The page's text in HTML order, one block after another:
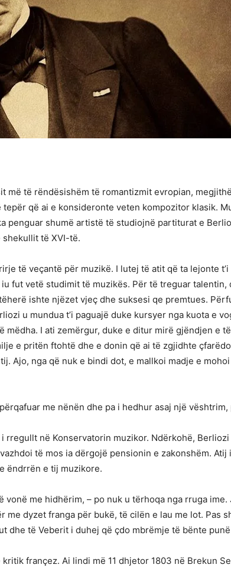
më të rëndësishëm të romantizmit evropian,
tepër që ai e konsideronte veten kompozitor klasik.
penguar shumë artistë të studiojnë partiturat e
të XVI-të.
të veçantë për muzikë. I lutej të atit që ta lejonte
fut vetë studimit të muzikës. Për të treguar
ishte njëzet vjeç dhe suksesi qe premtues.
u mundua t’i paguajë duke kursyer nga kuota e
mëdha. I ati zemërgur, duke e ditur mirë gjëndjen e
e pritën ftohtë dhe e donin që ai të zgjidhte
Ajo, nga që nuk e bindi dot, e mallkoi madje e
me nënën dhe pa i hedhur asaj një
në Konservatorin muzikor. Ndërkohë,
të mos ia dërgojë pensionin e zakonshëm.
ëndrrën e tij muzikore.
vonë me hidhërim, – po nuk u tërhoqa nga rruga
dyzet franga për bukë, të cilën e lau me lot. Pas
dhe të Veberit i duhej që çdo mbrëmje të bënte
françez. Ai lindi më 11 dhjetor 1803 në Brekun